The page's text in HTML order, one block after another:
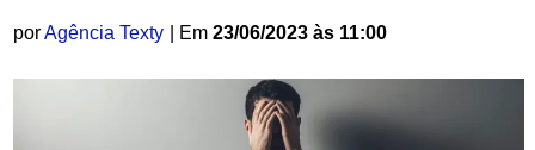
porAgência Texty | Em 23/06/2023 às 11:00